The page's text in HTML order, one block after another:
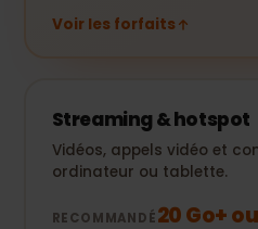
Voir les forfaits
Streaming & hotspot
Vidéos, appels vidéo et
ordinateur ou tablette.
RECOMMANDÉ20 Go+